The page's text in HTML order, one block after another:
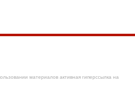
материалов активная гиперссылка на